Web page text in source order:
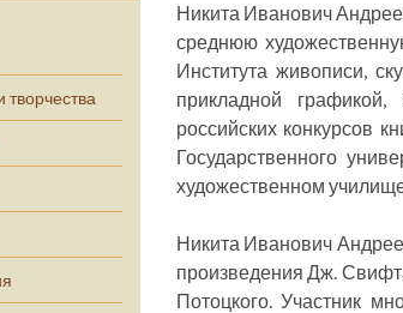
творчества
Никита Иванович
среднюю
Института живописи,
прикладной
российских конкурсов
Государственного
художественном
Никита Иванович
произведения Дж.
Потоцкого. Участник